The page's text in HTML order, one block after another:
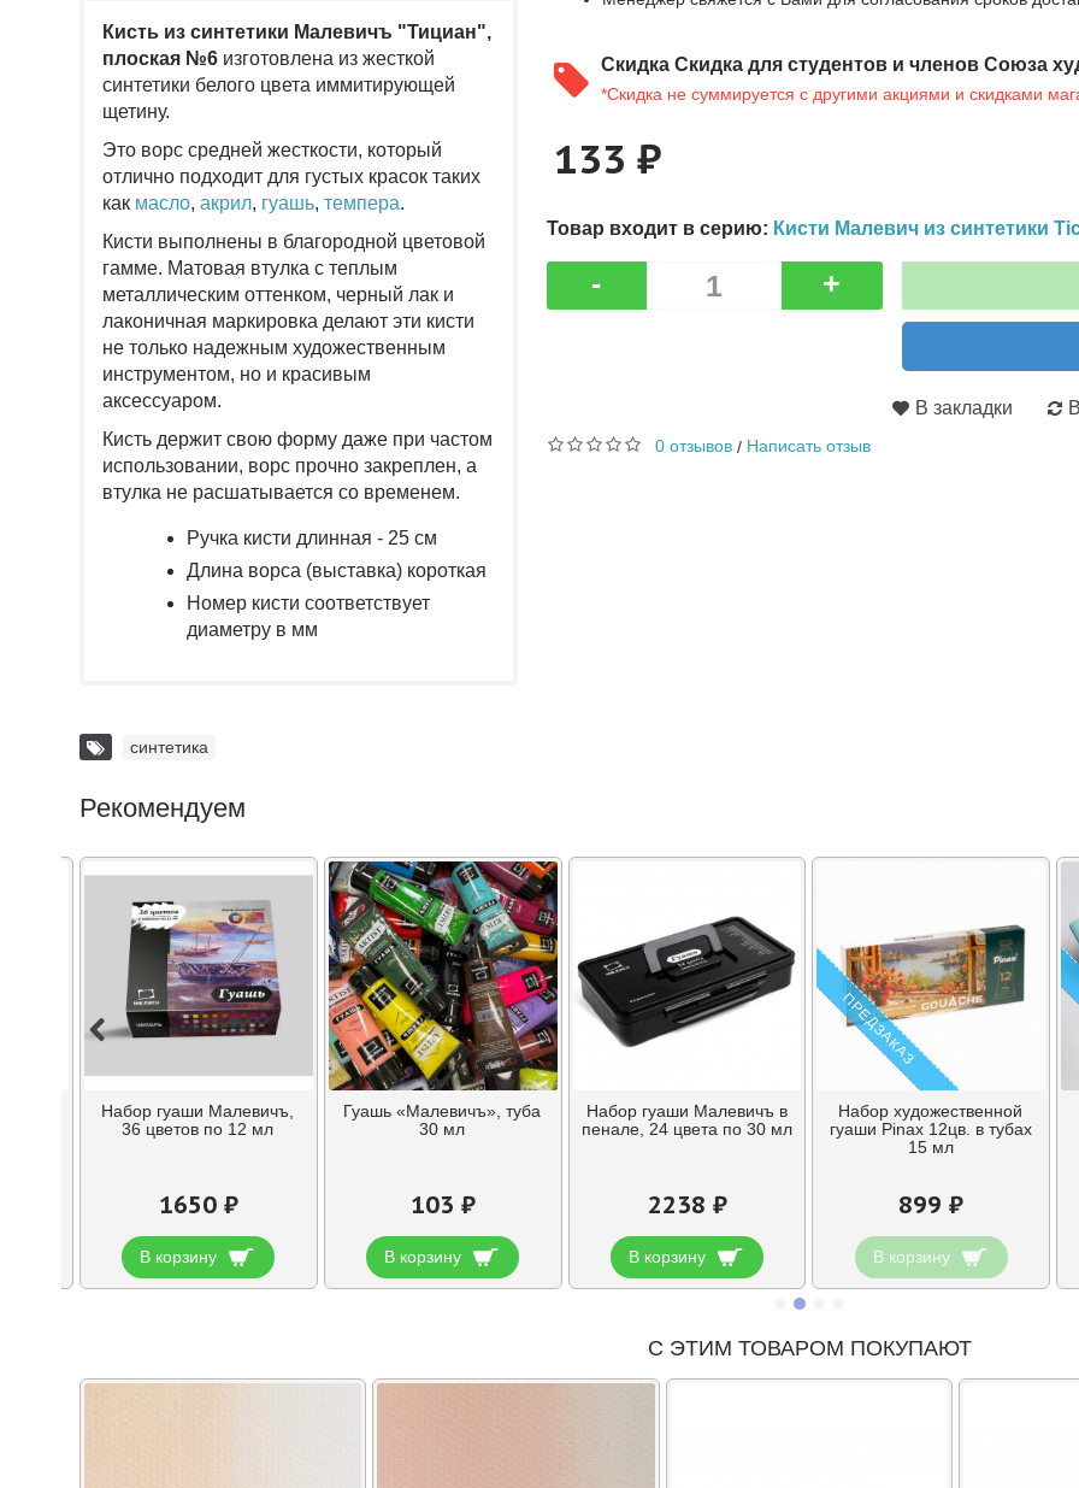
Кисть из синтетики Малевичъ "Тициан",
плоская №6 изготовлена из жесткой
синтетики белого цвета иммитирующей
щетину.
Это ворс средней жесткости, который
отлично подходит для густых красок таких
как масло, акрил, гуашь, темпера.
Кисти выполнены в благородной цветовой
гамме. Матовая втулка с теплым
металлическим оттенком, черный лак и
лаконичная маркировка делают эти кисти
не только надежным художественным
инструментом, но и красивым
аксессуаром.
Кисть держит свою форму даже при частом
использовании, ворс прочно закреплен, а
втулка не расшатывается со временем.
Ручка кисти длинная - 25 см
Длина ворса (выставка) короткая
Номер кисти соответствует
диаметру в мм
Скидка Скидка для студентов и членов Союза
*Скидка не суммируется с другими акциями и скидками
133 ₽
Товар входит в серию: Кисти Малевич из синтетики
- +
В закладки
0 отзывов/ Написать отзыв
синтетика
Рекомендуем
Набор гуаши Малевичъ,
36 цветов по 12 мл
1650 ₽
В корзину
Гуашь «Малевичъ», туба
30 мл
103 ₽
В корзину
Набор гуаши Малевичъ в
пенале, 24 цвета по 30 мл
2238 ₽
В корзину
ПРЕДЗАКАЗ
Набор художественной
гуаши Pinax 12цв. в тубах
15 мл
899 ₽
В корзину
С ЭТИМ ТОВАРОМ ПОКУПАЮТ